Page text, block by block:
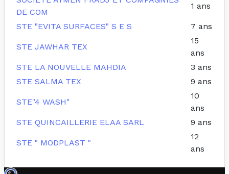
DE COM
1 ans
STE "EVITA SURFACES" S E S 7 ans
STE JAWHAR TEX
15
ans
STE LA NOUVELLE MAHDIA
3 ans
STE SALMA TEX
9 ans
STE"4 WASH"
10
ans
STE QUINCAILLERIE ELAA SARL
9 ans
STE " MODPLAST "
12
ans